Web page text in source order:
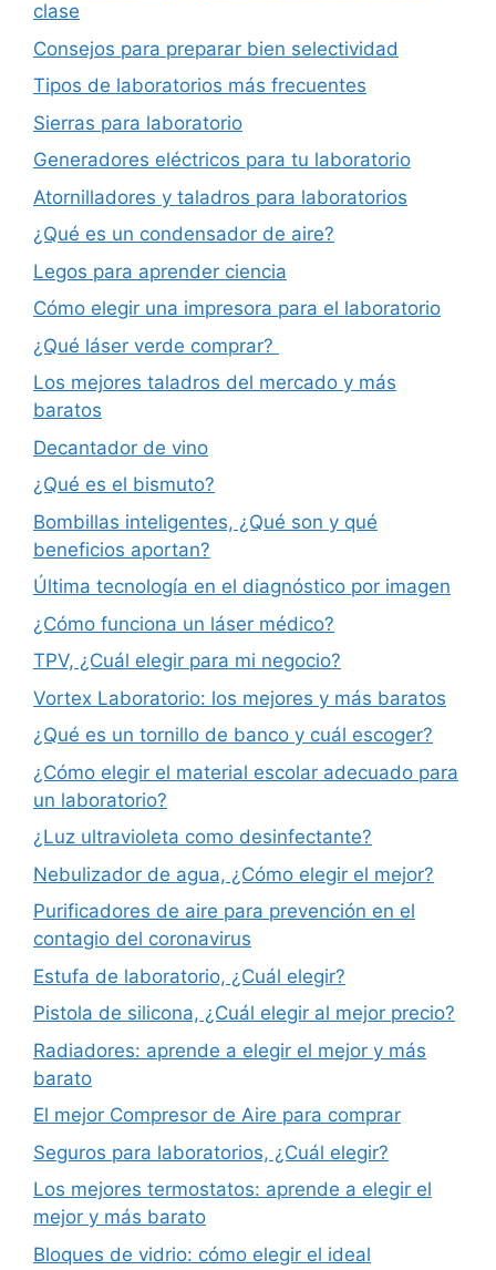
clase
Consejos para preparar bien selectividad
Tipos de laboratorios más frecuentes
Sierras para laboratorio
Generadores eléctricos para tu laboratorio
Atornilladores y taladros para laboratorios
¿Qué es un condensador de aire?
Legos para aprender ciencia
Cómo elegir una impresora para el laboratorio
¿Qué láser verde comprar?
Los mejores taladros del mercado y más
baratos
Decantador de vino
¿Qué es el bismuto?
Bombillas inteligentes, ¿Qué son y qué
beneficios aportan?
Última tecnología en el diagnóstico por imagen
¿Cómo funciona un láser médico?
TPV, ¿Cuál elegir para mi negocio?
Vortex Laboratorio: los mejores y más baratos
¿Qué es un tornillo de banco y cuál escoger?
¿Cómo elegir el material escolar adecuado para
un laboratorio?
¿Luz ultravioleta como desinfectante?
Nebulizador de agua, ¿Cómo elegir el mejor?
Purificadores de aire para prevención en el
contagio del coronavirus
Estufa de laboratorio, ¿Cuál elegir?
Pistola de silicona, ¿Cuál elegir al mejor precio?
Radiadores: aprende a elegir el mejor y más
barato
El mejor Compresor de Aire para comprar
Seguros para laboratorios, ¿Cuál elegir?
Los mejores termostatos: aprende a elegir el
mejor y más barato
Bloques de vidrio: cómo elegir el ideal